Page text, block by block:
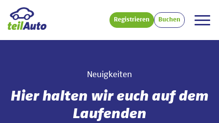
Registrieren Buchen
Neuigkeiten
Hier halten wir euch auf dem
Laufenden